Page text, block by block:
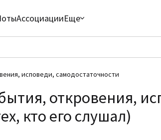
АссоциацииЕще
исповеди, самодостаточности
откровения,
кто его слушал)